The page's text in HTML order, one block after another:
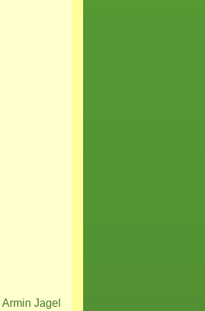
Armin Jagel